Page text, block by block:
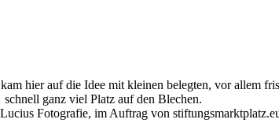
hier auf die Idee mit kleinen belegten, vor allem
schnell ganz viel Platz auf den Blechen.
Fotografie, im Auftrag von